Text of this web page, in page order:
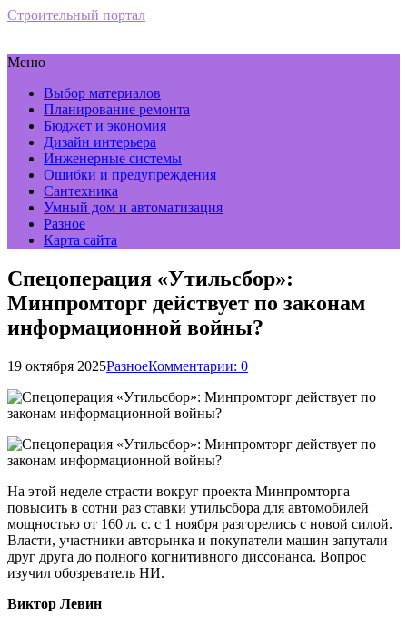
Строительный портал
Меню
Выбор материалов
Планирование ремонта
Бюджет и экономия
Дизайн интерьера
Инженерные системы
Ошибки и предупреждения
Сантехника
Умный дом и автоматизация
Разное
Карта сайта
Спецоперация «Утильсбор»:
Минпромторг действует по законам
информационной войны?
19 октября 2025РазноеКомментарии: 0
На этой неделе страсти вокруг проекта Минпромторга
повысить в сотни раз ставки утильсбора для автомобилей
мощностью от 160 л. с. с 1 ноября разгорелись с новой силой.
Власти, участники авторынка и покупатели машин запутали
друг друга до полного когнитивного диссонанса. Вопрос
изучил обозреватель НИ.
Виктор Левин